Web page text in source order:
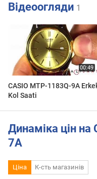
Відеоогляди 1
CASIO MTP-1183Q-9A
Kol Saati
Динаміка цін
7A
Ціна К-сть магазинів